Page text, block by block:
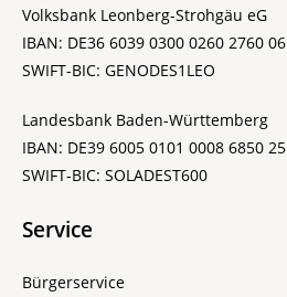
Volksbank Leonberg-Strohgäu eG
IBAN: DE36 6039 0300 0260 2760 06
SWIFT-BIC: GENODES1LEO
Landesbank Baden-Württemberg
IBAN: DE39 6005 0101 0008 6850 25
SWIFT-BIC: SOLADEST600
Service
Bürgerservice